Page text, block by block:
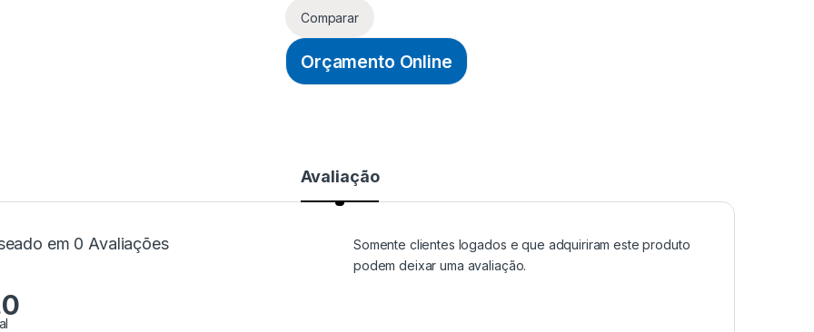
Comparar
Orçamento Online
Avaliação
em 0 Avaliações
Somente clientes logados e que adquiriram este produto
podem deixar uma avaliação.